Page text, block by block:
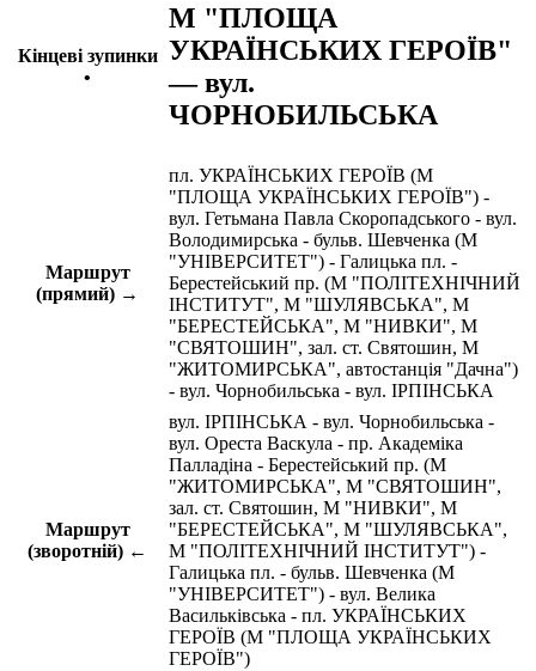
Кінцеві зупинки
•
М "ПЛОЩА
УКРАЇНСЬКИХ ГЕРОЇВ"
— вул.
ЧОРНОБИЛЬСЬКА
Маршрут
(прямий) →
пл. УКРАЇНСЬКИХ ГЕРОЇВ (М
"ПЛОЩА УКРАЇНСЬКИХ ГЕРОЇВ") -
вул. Гетьмана Павла Скоропадського - вул.
Володимирська - бульв. Шевченка (М
"УНІВЕРСИТЕТ") - Галицька пл. -
Берестейський пр. (М "ПОЛІТЕХНІЧНИЙ
ІНСТИТУТ", М "ШУЛЯВСЬКА", М
"БЕРЕСТЕЙСЬКА", М "НИВКИ", М
"СВЯТОШИН", зал. ст. Святошин, М
"ЖИТОМИРСЬКА", автостанція "Дачна")
- вул. Чорнобильська - вул. ІРПІНСЬКА
Маршрут
(зворотній) ←
вул. ІРПІНСЬКА - вул. Чорнобильська -
вул. Ореста Васкула - пр. Академіка
Палладіна - Берестейський пр. (М
"ЖИТОМИРСЬКА", М "СВЯТОШИН",
зал. ст. Святошин, М "НИВКИ", М
"БЕРЕСТЕЙСЬКА", М "ШУЛЯВСЬКА",
М "ПОЛІТЕХНІЧНИЙ ІНСТИТУТ") -
Галицька пл. - бульв. Шевченка (М
"УНІВЕРСИТЕТ") - вул. Велика
Васильківська - пл. УКРАЇНСЬКИХ
ГЕРОЇВ (М "ПЛОЩА УКРАЇНСЬКИХ
ГЕРОЇВ")